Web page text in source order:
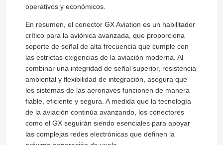
En casa
Productos
Sobre nosotros
recorrido por la fábrica
operativos y económicos.
En resumen, el conector GX Aviation es un habilitador
crítico para la aviónica avanzada, que proporciona
soporte de señal de alta frecuencia que cumple con
las estrictas exigencias de la aviación moderna. Al
combinar una integridad de señal superior, resistencia
ambiental y flexibilidad de integración, asegura que
los sistemas de las aeronaves funcionen de manera
fiable, eficiente y segura. A medida que la tecnología
de la aviación continúa avanzando, los conectores
como el GX seguirán siendo esenciales para apoyar
las complejas redes electrónicas que definen la